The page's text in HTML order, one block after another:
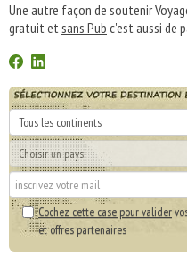
Une autre façon de soutenir
gratuit etsans Pub c'est aussi de
Cochez cette case pour valider
et offres partenaires